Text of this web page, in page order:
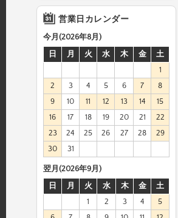
営業日カレンダー
今月(2026年8月)
日
月 火 水 木 金
土
1
2
3 4 5 6 7
8
9
10 11 12 13 14
15
16
17 18 19 20 21
22
23
24 25 26 27 28
29
30
31
翌月(2026年9月)
日
月 火 水 木 金
土
1
2 3 4
5